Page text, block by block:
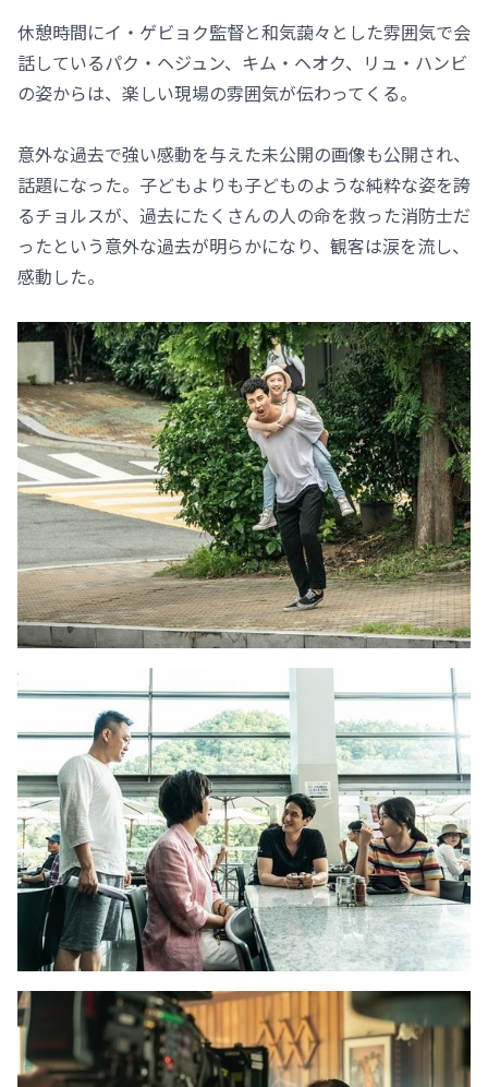
休憩時間にイ・ゲビョク監督と和気藹々とした雰囲気で会
話しているパク・ヘジュン、キム・ヘオク、リュ・ハンビ
の姿からは、楽しい現場の雰囲気が伝わってくる。
意外な過去で強い感動を与えた未公開の画像も公開され、
話題になった。子どもよりも子どものような純粋な姿を誇
るチョルスが、過去にたくさんの人の命を救った消防士だ
ったという意外な過去が明らかになり、観客は涙を流し、
感動した。